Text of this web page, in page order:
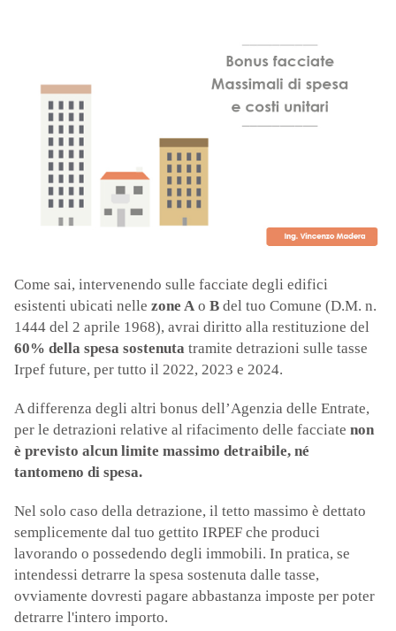
Come sai, intervenendo sulle facciate degli edifici
esistenti ubicati nelle zone A o B del tuo Comune (D.M. n.
1444 del 2 aprile 1968), avrai diritto alla restituzione del
60% della spesa sostenuta tramite detrazioni sulle tasse
Irpef future, per tutto il 2022, 2023 e 2024.
A differenza degli altri bonus dell’Agenzia delle Entrate,
per le detrazioni relative al rifacimento delle facciate non
è previsto alcun limite massimo detraibile, né
tantomeno di spesa.
Nel solo caso della detrazione, il tetto massimo è dettato
semplicemente dal tuo gettito IRPEF che produci
lavorando o possedendo degli immobili. In pratica, se
intendessi detrarre la spesa sostenuta dalle tasse,
ovviamente dovresti pagare abbastanza imposte per poter
detrarre l'intero importo.